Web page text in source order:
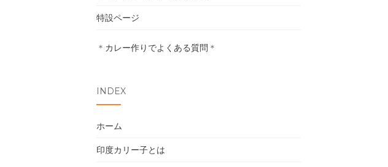
特設ページ
＊ カレー作りでよくある質問 ＊
INDEX
ホーム
印度カリー子とは